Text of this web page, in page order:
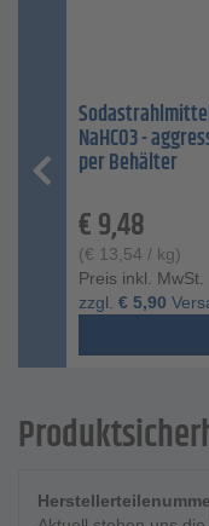
NaHCO3 -
per Behälter
€9,48
(€ 13,54 / kg)
Preis inkl. MwSt.
zzgl. € 5,90